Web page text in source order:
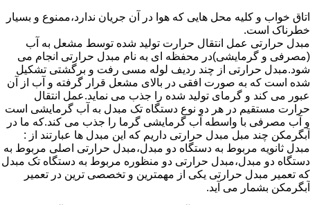
اتاق خواب و کلیه محل هایی که هوا در آن جریان ندارد،ممنوع و بسیار
خطرناک است.
مبدل حرارتی عمل انتقال حرارت تولید شده توسط مشعل به آب
(مصرفی و گرمایشی)در محفظه ای به نام مبدل حرارتی انجام می
شود.مبدل حرارتی از چند ردیف لوله مسی رفت و برگشتی تشکیل
شده است که به صورت افقی در بالای مشعل قرار گرفته و آب از آن
عبور می کند و گرمای تولید شده را جذب می نماید.عمل انتقال
حرارت مستقیم در هر دو نوع دستگاه تک مبدل به آب گرمایشی است
و آب مصرفی با واسطه آب گرمایشی گرما را جذب می کند.که ما در
آبگرمکن چند مبل مبدل حرارتی داریم که این مبدل ها عبارتند از :
مبدل ثانویه مربوط به دستگاه دو مبدل،مبدل حرارتی اصلی مربوط به
دستگاه دو مبدل،مبدل حرارتی دو منظوره مربوط به دستگاه تک مبدل
که تعمیر مبدل حرارتی یکی از مهمترین و تخصصی ترین در تعمیر
آبگرمکن بشمار می آید.